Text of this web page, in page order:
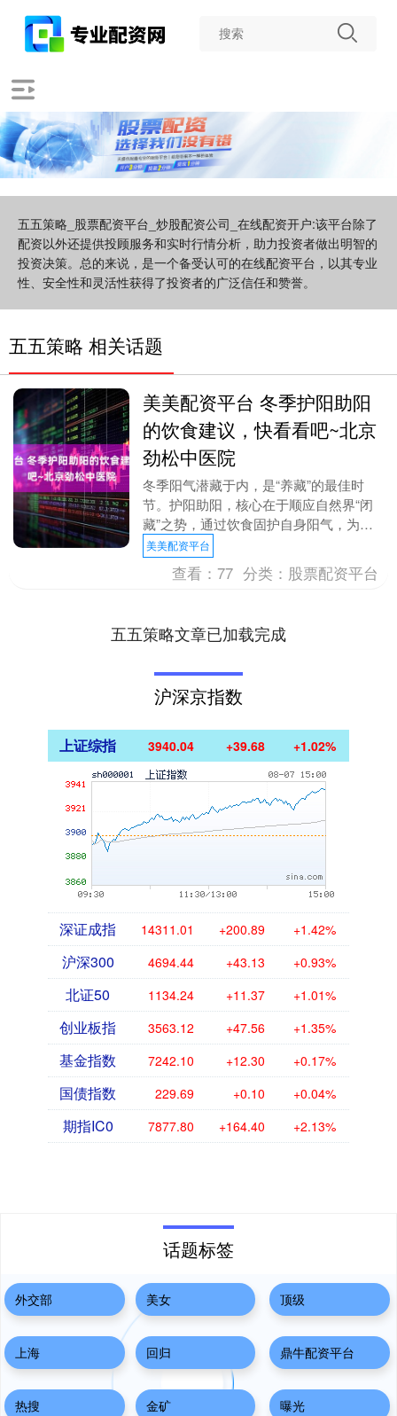
五五策略_股票配资平台_炒股配资公司_在线配资开户:该平台除了
配资以外还提供投顾服务和实时行情分析，助力投资者做出明智的
投资决策。总的来说，是一个备受认可的在线配资平台，以其专业
性、安全性和灵活性获得了投资者的广泛信任和赞誉。
五五策略 相关话题
美美配资平台 冬季护阳助阳
的饮食建议，快看看吧~北京
劲松中医院
冬季阳气潜藏于内，是“养藏”的最佳时
节。护阳助阳，核心在于顺应自然界“闭
藏”之势，通过饮食固护自身阳气，为来
年健康蓄积能量。此处的“阳”是中医概
念，指身体温暖、....
美美配资平台
查看：77 分类： 股票配资平台
五五策略文章已加载完成
沪深京指数
上证综指 3940.04 +39.68 +1.02%
深证成指 14311.01 +200.89 +1.42%
沪深300 4694.44 +43.13 +0.93%
北证50 1134.24 +11.37 +1.01%
创业板指 3563.12 +47.56 +1.35%
基金指数 7242.10 +12.30 +0.17%
国债指数 229.69 +0.10 +0.04%
期指IC0 7877.80 +164.40 +2.13%
话题标签
外交部 美女 顶级
上海 回归 鼎牛配资平台
热搜 金矿 曝光